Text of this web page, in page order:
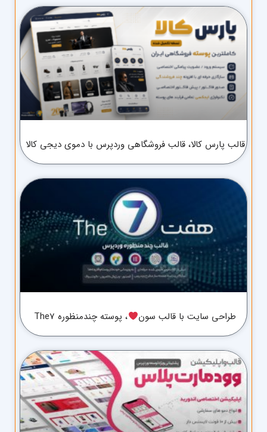
قالب پارس کالا، قالب فروشگاهی وردپرس با دموی دیجی کالا
طراحی سایت با قالب سون ، پوسته چندمنظوره The7